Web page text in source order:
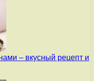
– вкусный рецепт и